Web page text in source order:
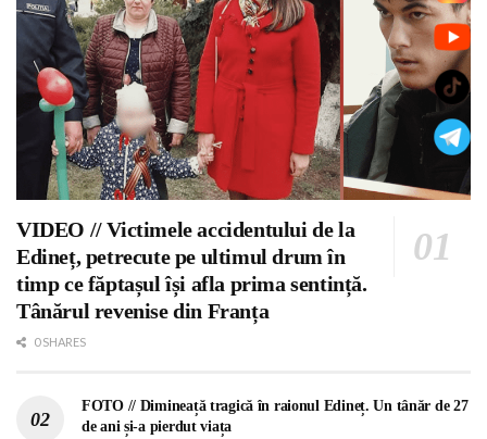
VIDEO // Victimele accidentului de la
Edineț, petrecute pe ultimul drum în
timp ce făptașul își afla prima sentință.
Tânărul revenise din Franța
0 SHARES
FOTO // Dimineață tragică în raionul Edineț. Un tânăr de 27
de ani și-a pierdut viața